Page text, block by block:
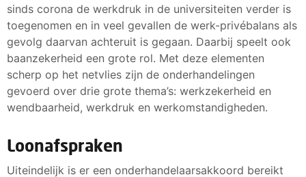
sinds corona de werkdruk in de universiteiten verder is
toegenomen en in veel gevallen de werk-privébalans als
gevolg daarvan achteruit is gegaan. Daarbij speelt ook
baanzekerheid een grote rol. Met deze elementen
scherp op het netvlies zijn de onderhandelingen
gevoerd over drie grote thema’s: werkzekerheid en
wendbaarheid, werkdruk en werkomstandigheden.
Loonafspraken
Uiteindelijk is er een onderhandelaarsakkoord bereikt